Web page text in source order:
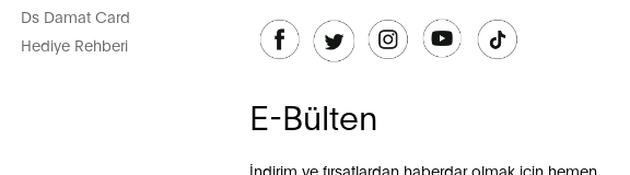
Ds Damat Card
Hediye Rehberi
E-Bülten
İndirim ve fırsatlardan haberdar olmak için hemen